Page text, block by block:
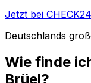
Jetzt bei
Deutschlands
Wie finde
Brüel?